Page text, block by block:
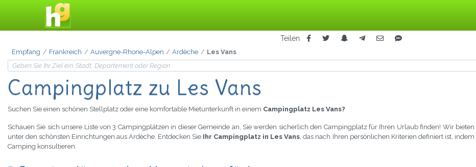
Teilen
Empfang Frankreich Auvergne-Rhone-Alpen Ardèche Les Vans
Campingplatz zu Les Vans
Suchen Sie einen schönen Stellplatz oder eine komfortable Mietunterkunft in einem Campingplatz Les Vans?
Schauen Sie sich unsere Liste von 3 Campingplätzen in dieser Gemeinde an, Sie werden sicherlich den Campingplatz für Ihren Urlaub finden! Wir
unter den schönsten Einrichtungen aus Ardèche. Entdecken Sie Ihr Campingplatz in Les Vans, das nach Ihren persönlichen Kriterien definiert ist,
Camping konsultieren.